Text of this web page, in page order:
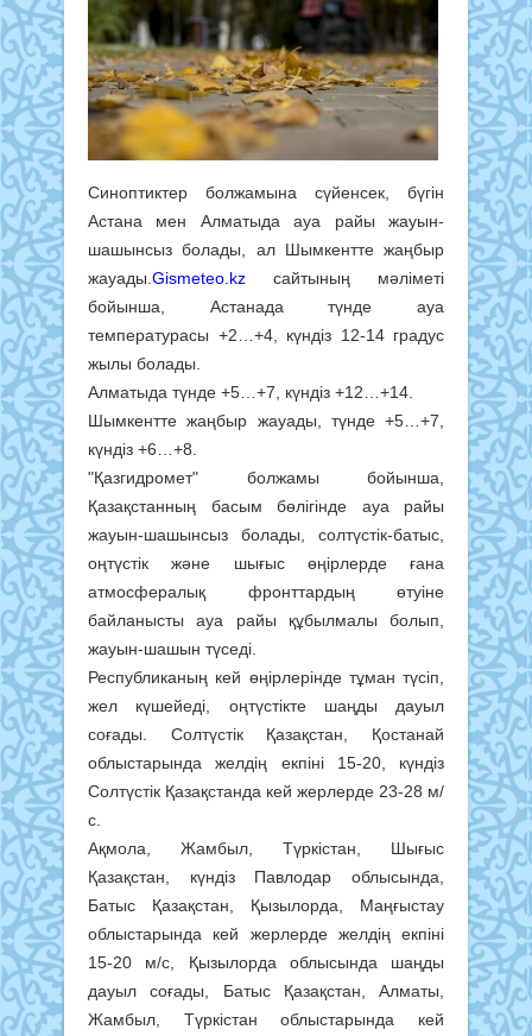
Синоптиктер болжамына сүйенсек, бүгін
Астана мен Алматыда ауа райы жауын-
шашынсыз болады, ал Шымкентте жаңбыр
жауады. Gismeteo.kz сайтының мәліметі
бойынша, Астанада түнде ауа
температурасы +2…+4, күндіз 12-14 градус
жылы болады.
Алматыда түнде +5…+7, күндіз +12…+14.
Шымкентте жаңбыр жауады, түнде +5…+7,
күндіз +6…+8.
"Қазгидромет" болжамы бойынша,
Қазақстанның басым бөлігінде ауа райы
жауын-шашынсыз болады, солтүстік-батыс,
оңтүстік және шығыс өңірлерде ғана
атмосфералық фронттардың өтуіне
байланысты ауа райы құбылмалы болып,
жауын-шашын түседі.
Республиканың кей өңірлерінде тұман түсіп,
жел күшейеді, оңтүстікте шаңды дауыл
соғады. Солтүстік Қазақстан, Қостанай
облыстарында желдің екпіні 15-20, күндіз
Солтүстік Қазақстанда кей жерлерде 23-28 м/
с.
Ақмола, Жамбыл, Түркістан, Шығыс
Қазақстан, күндіз Павлодар облысында,
Батыс Қазақстан, Қызылорда, Маңғыстау
облыстарында кей жерлерде желдің екпіні
15-20 м/с, Қызылорда облысында шаңды
дауыл соғады, Батыс Қазақстан, Алматы,
Жамбыл, Түркістан облыстарында кей